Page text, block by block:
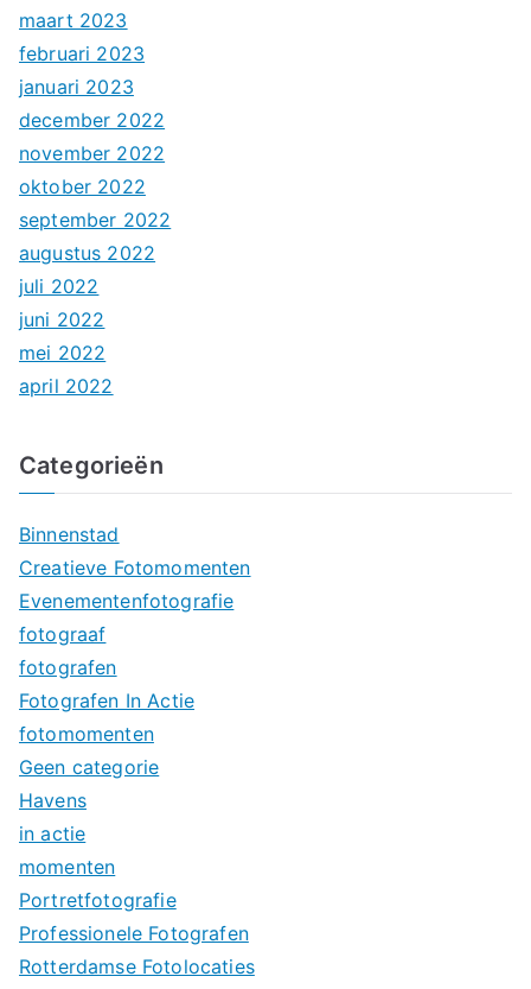
maart 2023
februari 2023
januari 2023
december 2022
november 2022
oktober 2022
september 2022
augustus 2022
juli 2022
juni 2022
mei 2022
april 2022
Categorieën
Binnenstad
Creatieve Fotomomenten
Evenementenfotografie
fotograaf
fotografen
Fotografen In Actie
fotomomenten
Geen categorie
Havens
in actie
momenten
Portretfotografie
Professionele Fotografen
Rotterdamse Fotolocaties